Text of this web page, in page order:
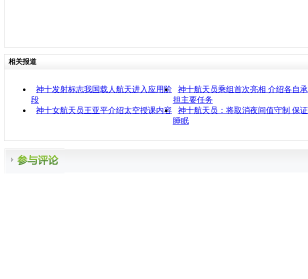
相关报道
神十发射标志我国载人航天进入应用阶
段
神十航天员乘组首次亮相 介绍各自承
担主要任务
神十女航天员王亚平介绍太空授课内容
神十航天员：将取消夜间值守制 保证
睡眠